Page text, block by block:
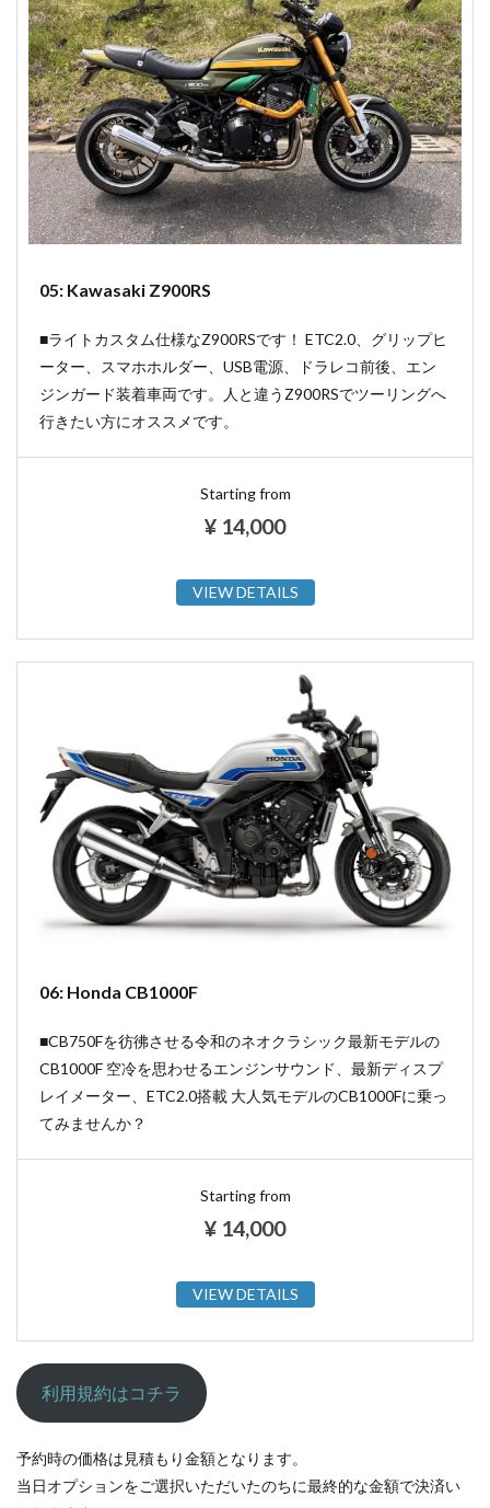
05: Kawasaki Z900RS
■ライトカスタム仕様なZ900RSです！ ETC2.0、グリップヒ
ーター、スマホホルダー、USB電源、ドラレコ前後、エン
ジンガード装着車両です。人と違うZ900RSでツーリングへ
行きたい方にオススメです。
Starting from
¥ 14,000
VIEW DETAILS
06: Honda CB1000F
■CB750Fを彷彿させる令和のネオクラシック最新モデルの
CB1000F 空冷を思わせるエンジンサウンド、最新ディスプ
レイメーター、ETC2.0搭載 大人気モデルのCB1000Fに乗っ
てみませんか？
Starting from
¥ 14,000
VIEW DETAILS
利用規約はコチラ
予約時の価格は見積もり金額となります。
当日オプションをご選択いただいたのちに最終的な金額で決済い